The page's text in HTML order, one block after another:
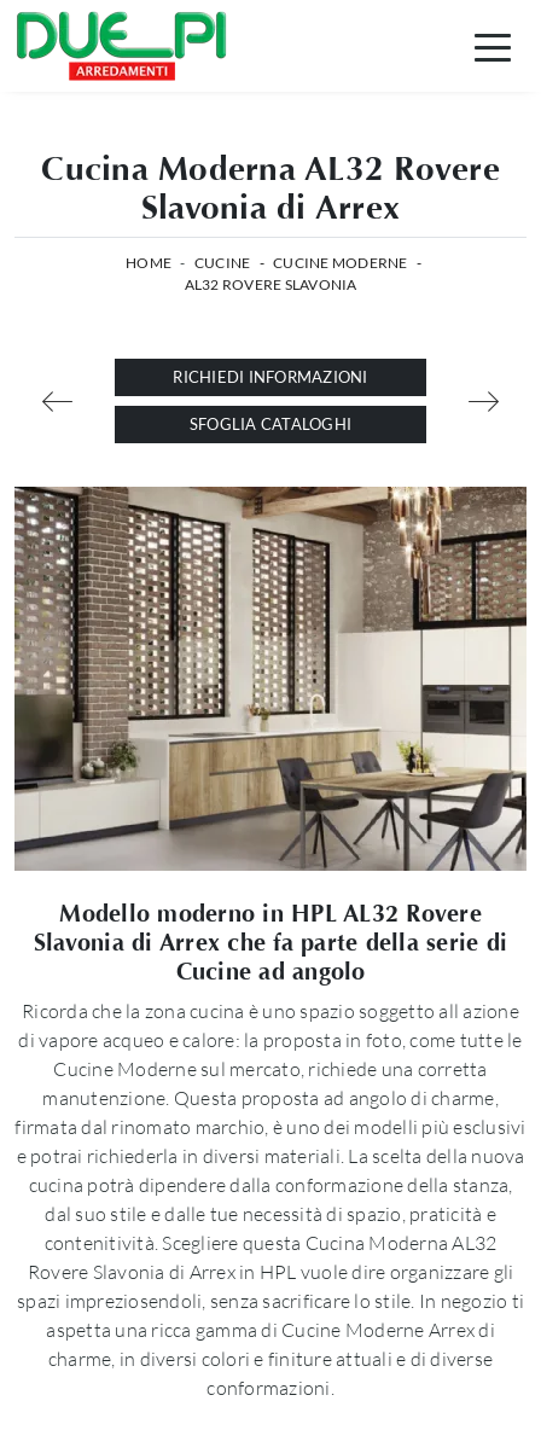
Cucina Moderna AL32 Rovere
Slavonia di Arrex
HOME - CUCINE - CUCINE MODERNE -
AL32 ROVERE SLAVONIA
RICHIEDI INFORMAZIONI
SFOGLIA CATALOGHI
Modello moderno in HPL AL32 Rovere
Slavonia di Arrex che fa parte della serie di
Cucine ad angolo
Ricorda che la zona cucina è uno spazio soggetto all azione
di vapore acqueo e calore: la proposta in foto, come tutte le
Cucine Moderne sul mercato, richiede una corretta
manutenzione. Questa proposta ad angolo di charme,
firmata dal rinomato marchio, è uno dei modelli più esclusivi
e potrai richiederla in diversi materiali. La scelta della nuova
cucina potrà dipendere dalla conformazione della stanza,
dal suo stile e dalle tue necessità di spazio, praticità e
contenitività. Scegliere questa Cucina Moderna AL32
Rovere Slavonia di Arrex in HPL vuole dire organizzare gli
spazi impreziosendoli, senza sacrificare lo stile. In negozio ti
aspetta una ricca gamma di Cucine Moderne Arrex di
charme, in diversi colori e finiture attuali e di diverse
conformazioni.